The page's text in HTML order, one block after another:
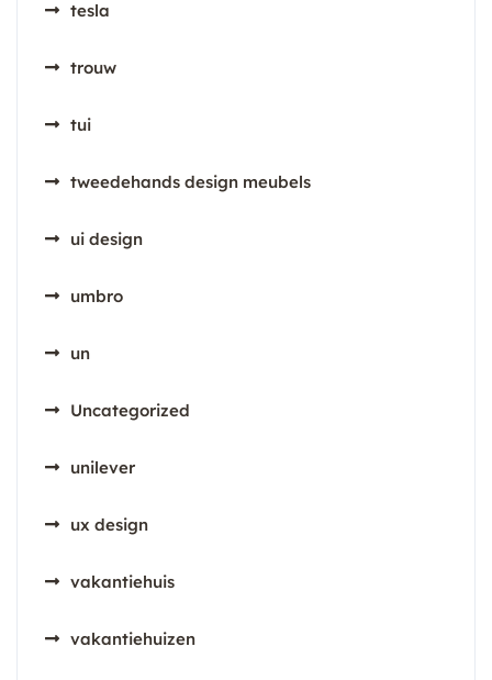
tesla
trouw
tui
tweedehands design meubels
ui design
umbro
un
Uncategorized
unilever
ux design
vakantiehuis
vakantiehuizen